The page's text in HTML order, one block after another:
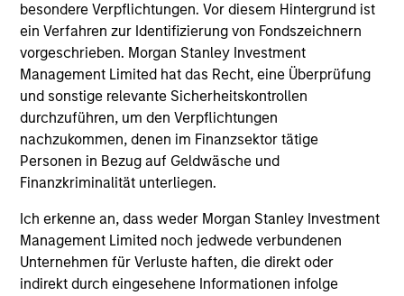
besondere Verpflichtungen. Vor diesem Hintergrund ist
ein Verfahren zur Identifizierung von Fondszeichnern
vorgeschrieben. Morgan Stanley Investment
Management Limited hat das Recht, eine Überprüfung
und sonstige relevante Sicherheitskontrollen
durchzuführen, um den Verpflichtungen
nachzukommen, denen im Finanzsektor tätige
Personen in Bezug auf Geldwäsche und
Finanzkriminalität unterliegen.
Ich erkenne an, dass weder Morgan Stanley Investment
Management Limited noch jedwede verbundenen
Unternehmen für Verluste haften, die direkt oder
indirekt durch eingesehene Informationen infolge
anfallen, werden nicht berücksichtigt. Alle
Performance- und Index-Daten stammen von
Morgan Stanley Investment Management.
klicken Sie hierfür weitere Performanceangaben
und wichtige Informationen, die sorgfältig zu lesen
sind.
Die laufenden Kostenspiegeln die Zahlungen und
Aufwendungen wider, die während des
des Fonds im Laufe der Zeit abgezogen werden. Enthalten
sind die Gebühren für die Anlageverwaltung
(Verwaltungsgebühr), Depotbankgebühren und
Administrationskosten.